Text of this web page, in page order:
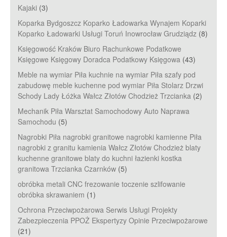
Kajaki (3)
Koparka Bydgoszcz Koparko Ładowarka Wynajem Koparki
Koparko Ładowarki Usługi Toruń Inowrocław Grudziądz (8)
Księgowość Kraków Biuro Rachunkowe Podatkowe
Księgowe Księgowy Doradca Podatkowy Księgowa (43)
Meble na wymiar Piła kuchnie na wymiar Piła szafy pod
zabudowę meble kuchenne pod wymiar Piła Stolarz Drzwi
Schody Lady Łóżka Wałcz Złotów Chodzież Trzcianka (2)
Mechanik Piła Warsztat Samochodowy Auto Naprawa
Samochodu (5)
Nagrobki Piła nagrobki granitowe nagrobki kamienne Piła
nagrobki z granitu kamienia Wałcz Złotów Chodzież blaty
kuchenne granitowe blaty do kuchni łazienki kostka
granitowa Trzcianka Czarnków (5)
obróbka metali CNC frezowanie toczenie szlifowanie
obróbka skrawaniem (1)
Ochrona Przeciwpożarowa Serwis Usługi Projekty
Zabezpieczenia PPOŻ Ekspertyzy Opinie Przeciwpożarowe
(21)